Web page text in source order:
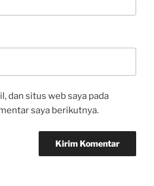
dan situs web saya pada
saya berikutnya.